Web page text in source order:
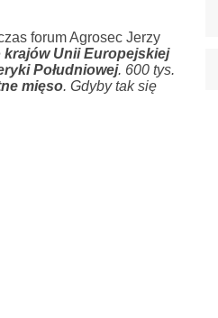
forum Agrosec Jerzy
krajów Unii Europejskiej
Południowej. 600 tys.
mięso. Gdyby tak się